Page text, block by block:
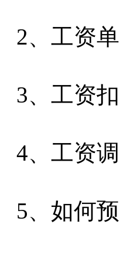
2、工资
3、工资
4、工资
5、如何